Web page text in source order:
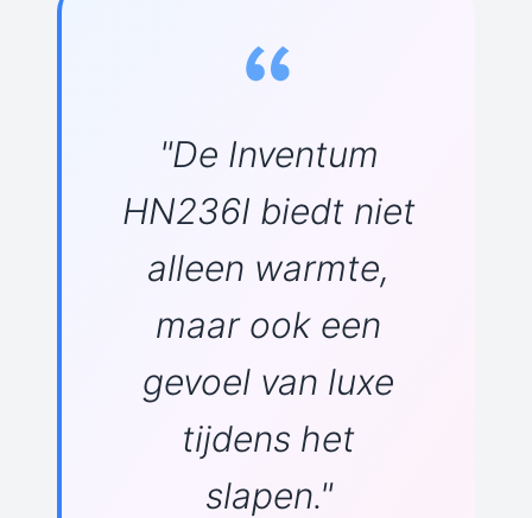
"De Inventum
HN236I biedt niet
alleen warmte,
maar ook een
gevoel van luxe
tijdens het
slapen."